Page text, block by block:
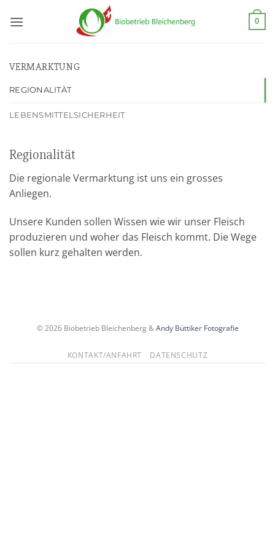
Inhalt
0
VERMARKTUNG
REGIONALITÄT
LEBENSMITTELSICHERHEIT
Regionalität
Die regionale Vermarktung ist uns ein grosses
Anliegen.
Unsere Kunden sollen Wissen wie wir unser Fleisch
produzieren und woher das Fleisch kommt. Die Wege
sollen kurz gehalten werden.
© 2026 Biobetrieb Bleichenberg &Andy Büttiker Fotografie
KONTAKT/ANFAHRT DATENSCHUTZ